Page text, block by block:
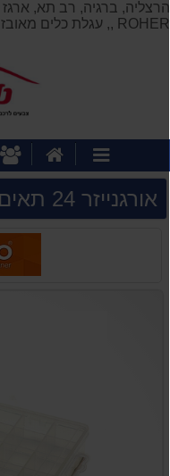
, ROHER, עגלת כלים מאובזר, ארגזי כלים, כלי עבודה
קטגוריותהבית
אורגנייזר 24 תאים KENDO 212-123-36